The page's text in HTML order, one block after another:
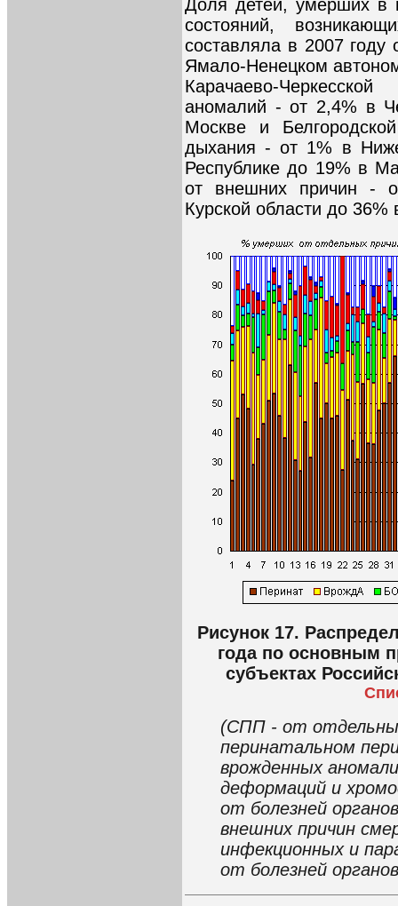
Доля детей, умерших в
состояний,
составляла в 2007 году
Ямало-Ненецком
Карачаево-
аномалий - от 2,4% в
Москве и
дыхания - от 1% в
Республике до 19% в
от внешних причин -
Курской области до
Рисунок 17.
года по основным
субъектах
(СПП - от
перинатальном
врожденных
деформаций и
от болезней
внешних причин
инфекционных и
от болезней